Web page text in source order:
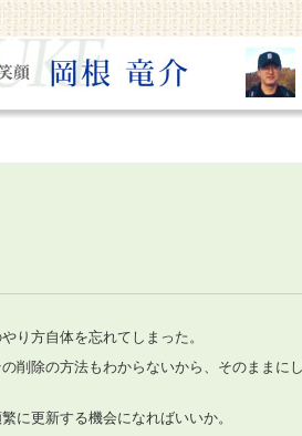
り方自体を忘れてしまった。
削除の方法もわからないから、そのままに
に更新する機会になればいいか。